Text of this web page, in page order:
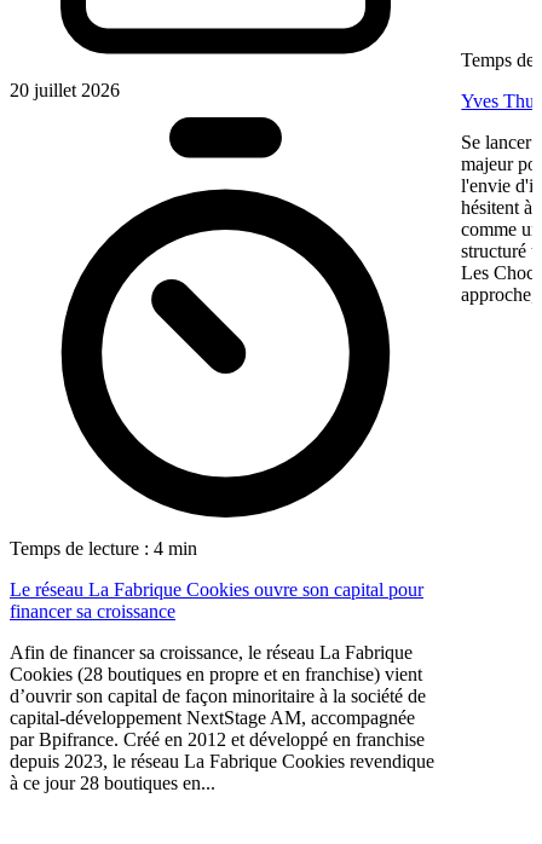
20 juillet 2026
Temps de lecture : 4 min
Le réseau La Fabrique Cookies ouvre son capital pour
financer sa croissance
Afin de financer sa croissance, le réseau La Fabrique
Cookies (28 boutiques en propre et en franchise) vient
d’ouvrir son capital de façon minoritaire à la société de
capital-développement NextStage AM, accompagnée
par Bpifrance. Créé en 2012 et développé en franchise
depuis 2023, le réseau La Fabrique Cookies revendique
à ce jour 28 boutiques en...
Temps de
Yves
Se lancer
majeur
l'envie
hésitent à
comme
structuré
Les
approche,